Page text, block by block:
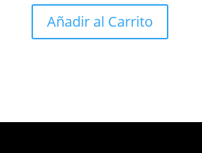
Añadir al Carrito